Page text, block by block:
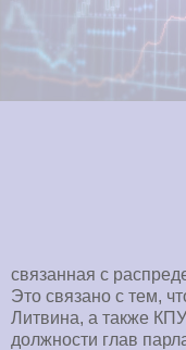
связанная с
Это связано с тем,
Литвина, а также
должности глав